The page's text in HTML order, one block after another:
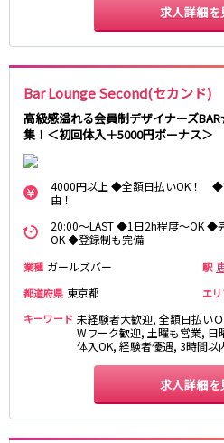
求人詳細を
Bar Lounge Second(セカンド)
高級感溢れる会員制デザイナーズ
集！＜初回体入＋5000円ボーナス＞
4000円以上 ◆全額日払いOK！
由！
20:00～LAST ◆1日2h程度～OK ◆
OK ◆登録制も完備
業種 ガールズバー 駅
都道府県 東京都 エ
キーワード 未経験者大歓迎, 全額日払い
Wワーク歓迎, 土曜も営業, 日
体入OK, 経験者優遇, 3時間以
求人詳細を
横浜駅
品川駅
大船駅
戸塚駅
東戸塚
久里浜駅
横須賀駅
鎌倉駅
池袋駅
大宮駅
恵比寿駅
渋谷駅
西武多摩湖線
国分寺駅 八坂駅
小田急小田原線